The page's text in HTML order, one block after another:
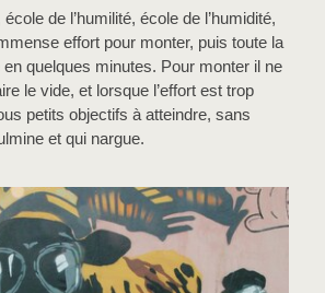
de l’humilité, école de l’humidité,
effort pour monter, puis toute la
quelques minutes. Pour monter il ne
le vide, et lorsque l’effort est trop
petits objectifs à atteindre, sans
et qui nargue.